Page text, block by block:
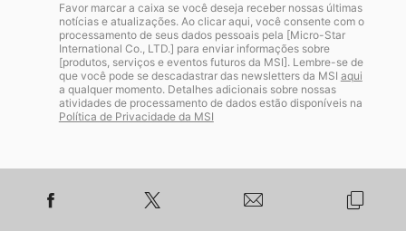
Favor marcar a caixa se você deseja receber nossas últimas
notícias e atualizações. Ao clicar aqui, você consente com o
processamento de seus dados pessoais pela [Micro-Star
International Co., LTD.] para enviar informações sobre
[produtos, serviços e eventos futuros da MSI]. Lembre-se de
que você pode se descadastrar das newsletters da MSI aqui
a qualquer momento. Detalhes adicionais sobre nossas
atividades de processamento de dados estão disponíveis na
Política de Privacidade da MSI